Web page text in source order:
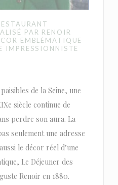
PAR RENOIR
EMBLÉMATIQUE
IMPRESSIONNISTE
de la Seine, une
siècle continue de
perdre son aura. La
seulement une adresse
le décor réel d’une
Le Déjeuner des
Renoir en 1880.